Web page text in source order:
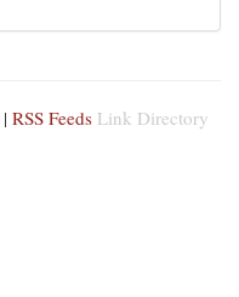
| RSS Feeds Link Directory